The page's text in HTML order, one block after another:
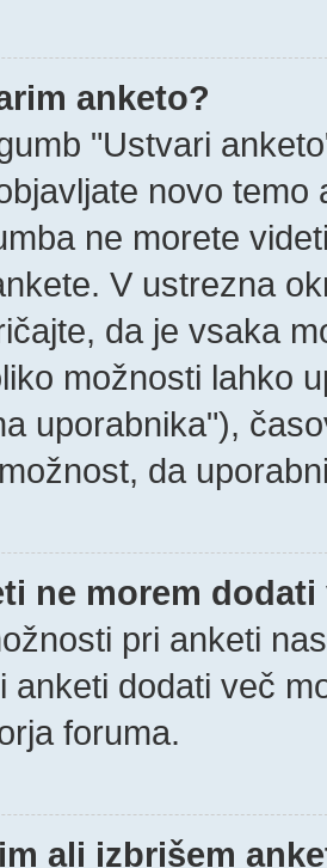
anketo?
"Ustvari
novo
ne morete
V ustrezna
da je vsaka
možnosti lahko
uporabnika"),
da
ne morem
pri anketi
anketi dodati več
foruma.
ali izbrišem